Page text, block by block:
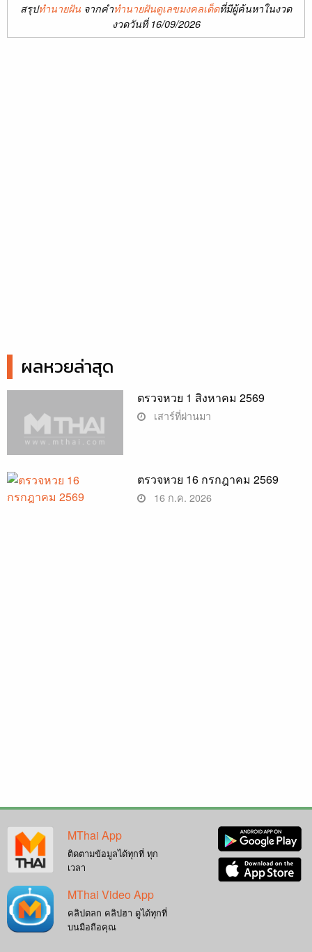
สรุปทำนายฝัน จากคำทำนายฝันดูเลขมงคลเด็ดที่มีผู้ค้นหาในงวด
งวดวันที่ 16/09/2026
ผลหวยล่าสุด
ตรวจหวย 1 สิงหาคม 2569
เสาร์ที่ผ่านมา
ตรวจหวย 16 กรกฎาคม 2569
16 ก.ค. 2026
MThai App
ติดตามข้อมูลได้ทุกที่ ทุก
เวลา
MThai Video App
คลิปตลก คลิปฮา ดูได้ทุกที่
บนมือถือคุณ